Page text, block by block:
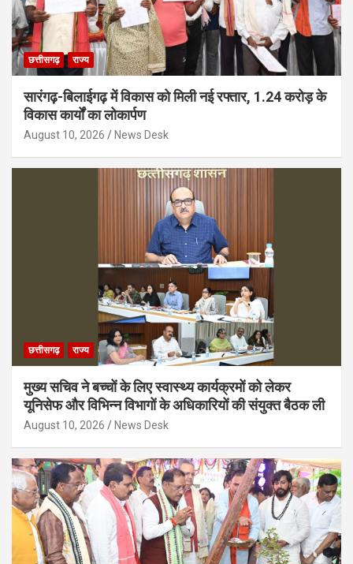
छत्तीसगढ़ राज्य
सारंगढ़-बिलाईगढ़ में विकास को मिली नई रफ्तार, 1.24 करोड़ के
विकास कार्यों का लोकार्पण
August 10, 2026 News Desk
छत्तीसगढ़ राज्य
मुख्य सचिव ने बच्चों के लिए स्वास्थ्य कार्यक्रमों को लेकर
यूनिसेफ और विभिन्न विभागों के अधिकारियों की संयुक्त बैठक ली
August 10, 2026 News Desk